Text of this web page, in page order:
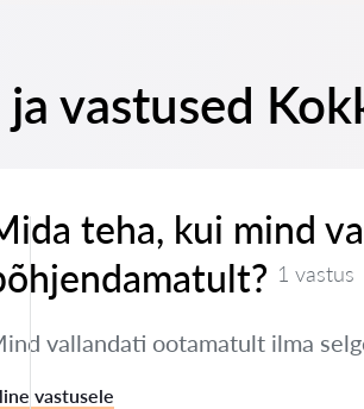
ja vastused
teha, kui mind
1 vastus
vallandati ootamatult ilma
vastusele